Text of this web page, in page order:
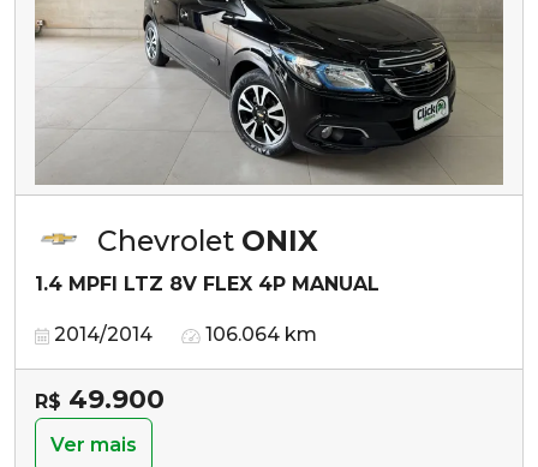
Chevrolet ONIX
1.4 MPFI LTZ 8V FLEX 4P MANUAL
2014/2014 106.064 km
R$ 49.900
Ver mais